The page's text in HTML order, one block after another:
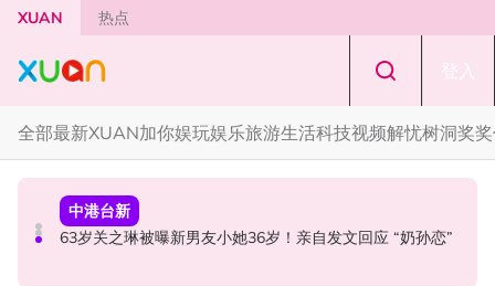
Skip to main content
XUAN 热点
登入
全部最新XUAN加你娱玩娱乐旅游生活科技视频解忧树洞奖
节庆
知多点 | 2026 农历七月鬼门开！10 大禁忌宁可信其有 少
本地星闻
官宣！邱锋泽《Bend The Lines》马来西亚站 11月14日开
中港台新
63岁关之琳被曝新男友小她36岁！亲自发文回应 “奶孙恋”